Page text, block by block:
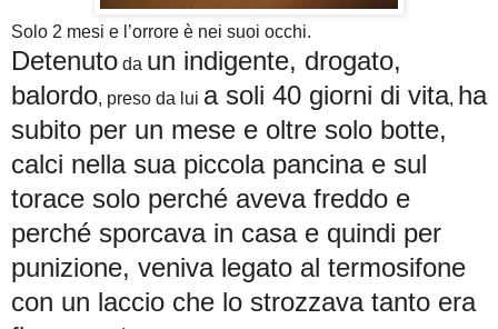
Solo 2 mesi e l’orrore è nei suoi occhi.
Detenuto da un indigente, drogato,
balordo, preso da lui a soli 40 giorni di vita, ha
subito per un mese e oltre solo botte,
calci nella sua piccola pancina e sul
torace solo perché aveva freddo e
perché sporcava in casa e quindi per
punizione, veniva legato al termosifone
con un laccio che lo strozzava tanto era